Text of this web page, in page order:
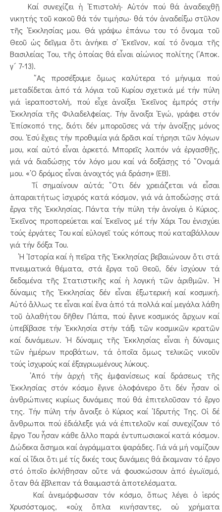
Καί συνεχίζει ἡ ᾿Επιστολή· Αὐτόν πού θά ἀναδειχθῇ
νικητής τοῦ κακοῦ θά τόν τιμήσω· θά τόν ἀναδείξω στῦλον
τῆς ᾿Εκκλησίας μου. Θά γράψω ἐπάνω του τό ὄνομα τοῦ
Θεοῦ ὡς δεῖγμα ὅτι ἀνήκει σ᾿ ᾿Εκεῖνον, καί τό ὄνομα τῆς
Βασιλείας Του, τῆς ὁποίας θά εἶναι αἰώνιος πολίτης (᾿Αποκ.
γ´ 7-13).
῎Ας προσέξουμε ὅμως καλύτερα τό μήνυμα πού
μεταδίδεται ἀπό τά λόγια τοῦ Κυρίου σχετικά μέ τήν πύλη
γιά ἱεραποστολή, πού εἶχε ἀνοίξει ᾿Εκεῖνος ἐμπρός στήν
᾿Εκκλησία τῆς Φιλαδελφείας. Τήν ἄνοιξα ᾿Εγώ, γράφει στόν
᾿Επίσκοπό της, διότι δέν μποροῦσες νά τήν ἀνοίξῃς μόνος
σου. ᾿Εσύ ἔχεις τήν προθυμία γιά δρᾶσι καί τήρησι τῶν λόγων
μου, καί αὐτό εἶναι ἀρκετό. Μπορεῖς λοιπόν νά ἐργασθῇς,
γιά νά διαδώσῃς τόν λόγο μου καί νά δοξάσῃς τό ῎Ονομά
μου. «῾Ο δρόμος εἶναι ἀνοιχτός γιά δράση» (ΕΒ).
Τί σημαίνουν αὐτά; ῞Οτι δέν χρειάζεται νά εἶσαι
ἀπαραιτήτως ἰσχυρός κατά κόσμον, γιά νά ἀποδώσῃς στά
ἔργα τῆς ᾿Εκκλησίας. Πάντα τήν πύλη τήν ἀνοίγει ὁ Κύριος.
᾿Εκεῖνος προπορεύεται καί ᾿Εκεῖνος μέ τήν Χάρι Του ἐνισχύει
τούς ἐργάτες Του καί εὐλογεῖ τούς κόπους πού καταβάλλουν
γιά τήν δόξα Του.
῾Η ῾Ιστορία καί ἡ πεῖρα τῆς ᾿Εκκλησίας βεβαιώνουν ὅτι στά
πνευματικά θέματα, στά ἔργα τοῦ Θεοῦ, δέν ἰσχύουν τά
δεδομένα τῆς Στατιστικῆς καί ἡ λογική τῶν ἀριθμῶν. ῾Η
δύναμις τῆς ᾿Εκκλησίας δέν εἶναι ἐξωτερική καί κοσμική.
Αὐτό ἄλλως τε εἶναι καί ἕνα ἀπό τά πολλά καί μεγάλα λάθη
τοῦ ἀλαθήτου δῆθεν Πάπα, πού ἔγινε κοσμικός ἄρχων καί
ὑπεβίβασε τήν ᾿Εκκλησία στήν τάξι τῶν κοσμικῶν κρατῶν
καί δυνάμεων. ῾Η δύναμις τῆς ᾿Εκκλησίας εἶναι ἡ δύναμις
τῶν ἡμέρων προβάτων, τά ὁποῖα ὅμως τελικῶς νικοῦν
τούς ἰσχυρούς καί ἐξαγριωμένους λύκους.
᾿Από τήν ἀρχή τῆς ἐμφανίσεως καί δράσεως τῆς
᾿Εκκλησίας στόν κόσμο ἔγινε ὁλοφάνερο ὅτι δέν ἦσαν οἱ
ἀνθρώπινες κυρίως δυνάμεις πού θά ἐπιτελοῦσαν τό ἔργο
της. Τήν πύλη τήν ἄνοιξε ὁ Κύριος καί ῾Ιδρυτής Της. Οἱ δέ
ἄνθρωποι πού ἐδιάλεξε γιά νά ἐπιτελοῦν καί συνεχίζουν τό
ἔργο Του ἦσαν κάθε ἄλλο παρά ἐντυπωσιακοί κατά κόσμον.
Δώδεκα ἄσημοι καί ἀγράμματοι ψαράδες. Γιά νά μή νομίζουν
καί οἱ ἴδιοι ὅτι μέ τίς δικές τους δυνάμεις θά ἔκαμναν τό ἔργο
στό ὁποῖο ἐκλήθησαν οὔτε νά φουσκώσουν ἀπό ἐγωϊσμό,
ὅταν θά ἔβλεπαν τά θαυμαστά ἀποτελέσματα.
Καί ἀνεμόρφωσαν τόν κόσμο, ὅπως λέγει ὁ ἱερός
Χρυσόστομος, «οὐχ ὅπλα κινήσαντες, οὐ χρήματα